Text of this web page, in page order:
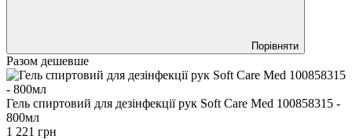
Порівняти
Разом дешевше
Гель спиртовий для дезінфекції рук Soft Care Med 100858315 -
800мл
1 221 грн